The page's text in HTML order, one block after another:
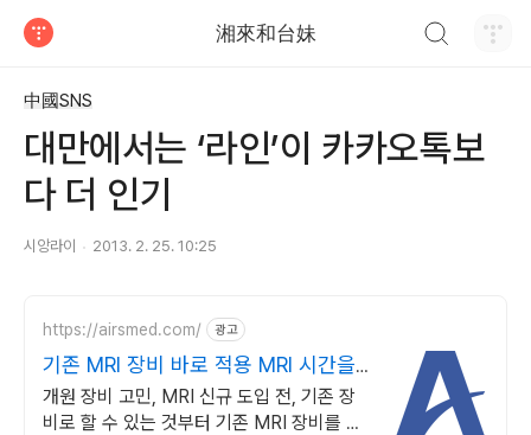
湘來和台妹
中國SNS
대만에서는 ‘라인’이 카카오톡보
다 더 인기
시앙라이 2013. 2. 25. 10:25
https://airsmed.com/ 광고
기존 MRI 장비 바로 적용 MRI 시간을
반으로
개원 장비 고민, MRI 신규 도입 전, 기존 장
비로 할 수 있는 것부터 기존 MRI 장비를 교